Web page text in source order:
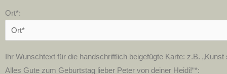
Ort*:
Ihr Wunschtext für die handschriftlich beigefügte Karte: z.B. „Kunst
Alles Gute zum Geburtstag lieber Peter von deiner Heidi!“*: